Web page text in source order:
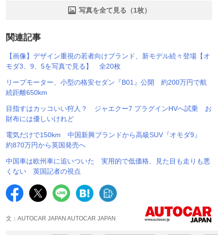
写真を全て見る（1枚）
関連記事
【画像】デザイン重視の若者向けブランド、新モデル続々登場【オ
モダ3、9、5を写真で見る】 全20枚
リープモーター、小型の格安セダン『B01』公開 約200万円で航
続距離650km
目指すはカッコいい狩人？ ジャエクー7 プラグインHVへ試乗 お
財布には優しいけれど
電気だけで150km 中国新興ブランドから高級SUV『オモダ9』
約870万円から英国発売へ
中国車は欧州車に追いついた 実用的で低価格、見た目も走りも悪
くない 英国記者の視点
文：AUTOCAR JAPAN AUTOCAR JAPAN